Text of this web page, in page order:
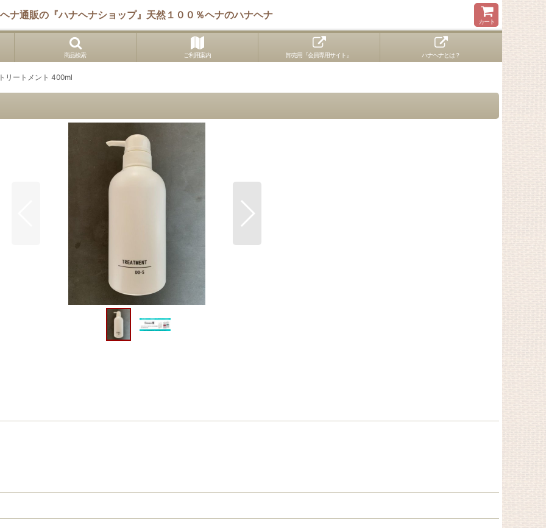
ヘナ通販の『ハナヘナショップ』天然１００％ヘナのハナヘナ
カート
商品検索 ご利用案内 卸売用『会員専用サイト』 ハナヘナとは？
リートメント 400ml